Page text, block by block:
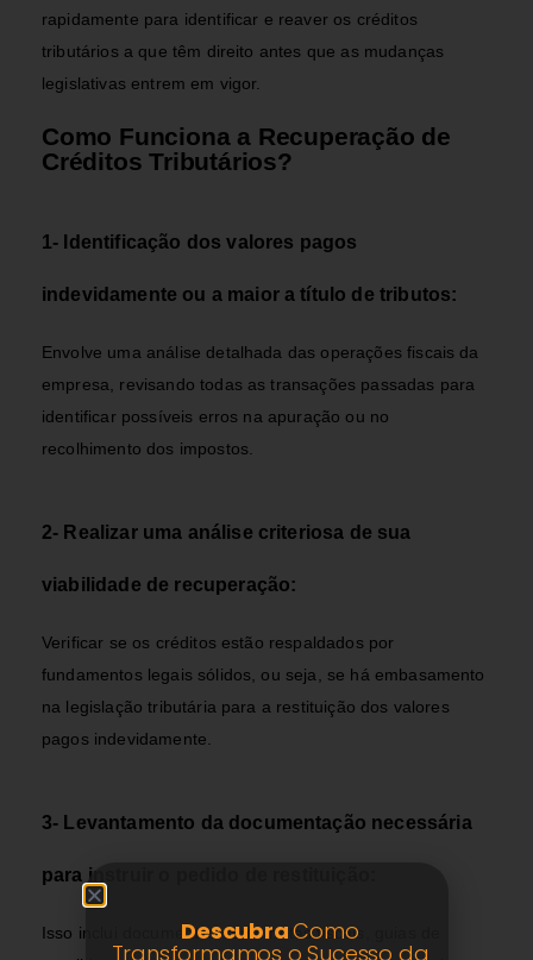
rapidamente para identificar e reaver os créditos
tributários a que têm direito antes que as mudanças
legislativas entrem em vigor.
Como Funciona a Recuperação de
Créditos Tributários?
1- Identificação dos valores pagos
indevidamente ou a maior a título de tributos:
Envolve uma análise detalhada das operações fiscais da
empresa, revisando todas as transações passadas para
identificar possíveis erros na apuração ou no
recolhimento dos impostos.
2- Realizar uma análise criteriosa de sua
viabilidade de recuperação:
Verificar se os créditos estão respaldados por
fundamentos legais sólidos, ou seja, se há embasamento
na legislação tributária para a restituição dos valores
pagos indevidamente.
3- Levantamento da documentação necessária
para instruir o pedido de restituição:
Isso inclui documentos como notas fiscais, guias de
DescubraComo
Transformamos o Sucesso da